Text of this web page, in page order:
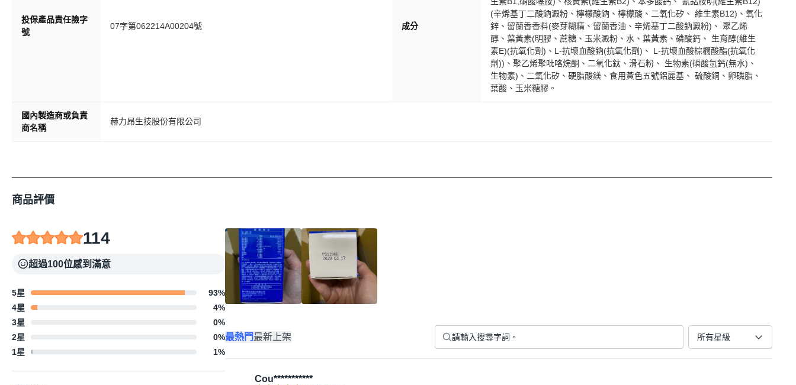
投保產品責任險字
號
07字第062214A00204號 成分
(辛烯基丁二酸鈉澱粉、檸檬酸鈉、檸檬酸、二氧化矽、 維生素B12)、氧化
鋅、留蘭香香料(麥芽糊精、留蘭香油、辛烯基丁二酸鈉澱粉)、 聚乙烯
醇、葉黃素(明膠、蔗糖、玉米澱粉、水、葉黃素、磷酸鈣、 生育醇(維生
素E)(抗氧化劑)、L-抗壞血酸鈉(抗氧化劑)、 L-抗壞血酸棕櫚酸酯(抗氧化
劑))、聚乙烯聚吡咯烷酮、二氧化鈦、滑石粉、 生物素(磷酸氫鈣(無水)、
生物素)、二氧化矽、硬脂酸鎂、食用黃色五號鋁麗基、 硫酸銅、卵磷脂、
葉酸、玉米糖膠。
國內製造商或負責
商名稱
赫力昂生技股份有限公司
商品評價
114
超過100位感到滿意
5星 93%
4星
4%
3星
0%
2星
0%
1星
1%
最熱門最新上架 所有星級
Cou***********